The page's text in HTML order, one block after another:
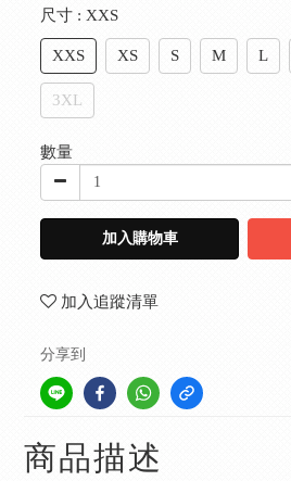
尺寸 : XXS
XXS XS S M L
3XL
數量
加入購物車
加入追蹤清單
分享到
商品描述